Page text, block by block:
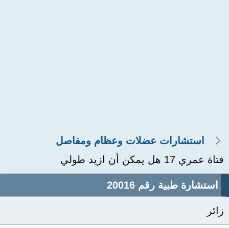
استشارات عضلات وعظام ومفاصل
فتاة عمري 17 هل يمكن أن ازيد طولي
استشارة طبية رقم 20016
زائر